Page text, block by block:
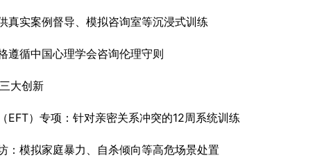
真实案例督导、模拟咨询室等沉浸式训练
遵循中国心理学会咨询伦理守则
大创新
EFT）专项：针对亲密关系冲突的12周系统训练
：模拟家庭暴力、自杀倾向等高危场景处置